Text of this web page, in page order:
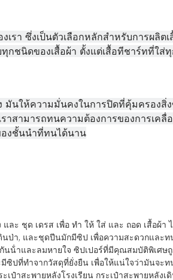
า ซึ่งเป็นตัวเลือกหลักสําหรับการผลิต
ทุกชนิดของเสื้อผ้า ตั้งแต่เสื้อทีชาร์ทที่
มันให้ความมั่นคงในการปิดที่คุ้มครองสิ่
าสามารถทนความต้องการของการเค
งชั้นนําที่ทนได้นาน
ละ ชุด เดรส เพื่อ ทํา ให้ ใส่ และ ถอด เสื้อผ้า
ดินป่า, และชุดปีนมักมีซิป เพื่อความสะดวกและ
นน้ําและลมหายใจ ซิปเปอร์ที่มีคุณสมบัติพิเศ
มีซิปที่ทําจากวัสดุที่ยั่งยืน เพื่อให้แน่ใจว่ามันจะ
ป๋าสะพายหลังโรงเรียน กระเป๋าสะพายหลั